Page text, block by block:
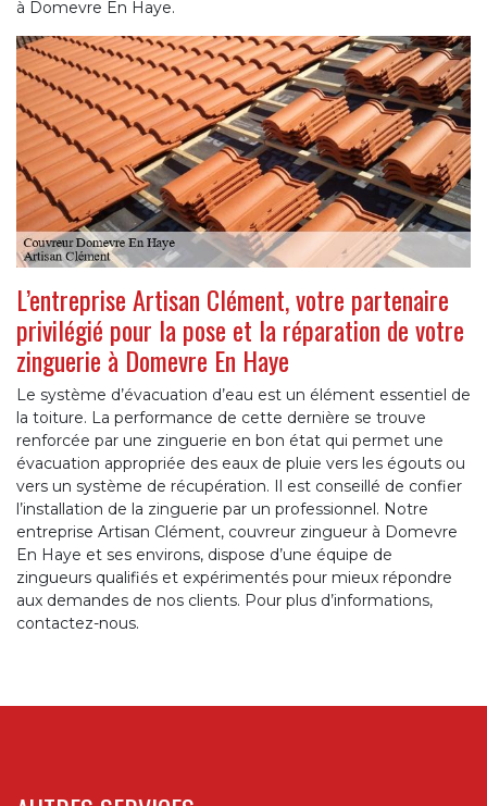
à Domevre En Haye.
L’entreprise Artisan Clément, votre partenaire
privilégié pour la pose et la réparation de votre
zinguerie à Domevre En Haye
Le système d’évacuation d’eau est un élément essentiel de
la toiture. La performance de cette dernière se trouve
renforcée par une zinguerie en bon état qui permet une
évacuation appropriée des eaux de pluie vers les égouts ou
vers un système de récupération. Il est conseillé de confier
l’installation de la zinguerie par un professionnel. Notre
entreprise Artisan Clément, couvreur zingueur à Domevre
En Haye et ses environs, dispose d’une équipe de
zingueurs qualifiés et expérimentés pour mieux répondre
aux demandes de nos clients. Pour plus d’informations,
contactez-nous.